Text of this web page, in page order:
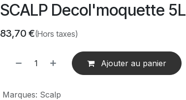
SCALP Decol'moquette 5L
83,70 €(Hors taxes)
Ajouter au panier
Marques: Scalp